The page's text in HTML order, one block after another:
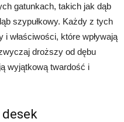
gatunkach, takich jak dąb
szypułkowy. Każdy z tych
właściwości, które wpływają
droższy od dębu
wyjątkową twardość i